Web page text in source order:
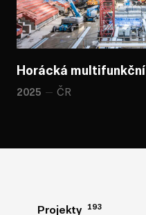
Horácká
Horácká
2025 ČR
Projekty 193
Projekty 193